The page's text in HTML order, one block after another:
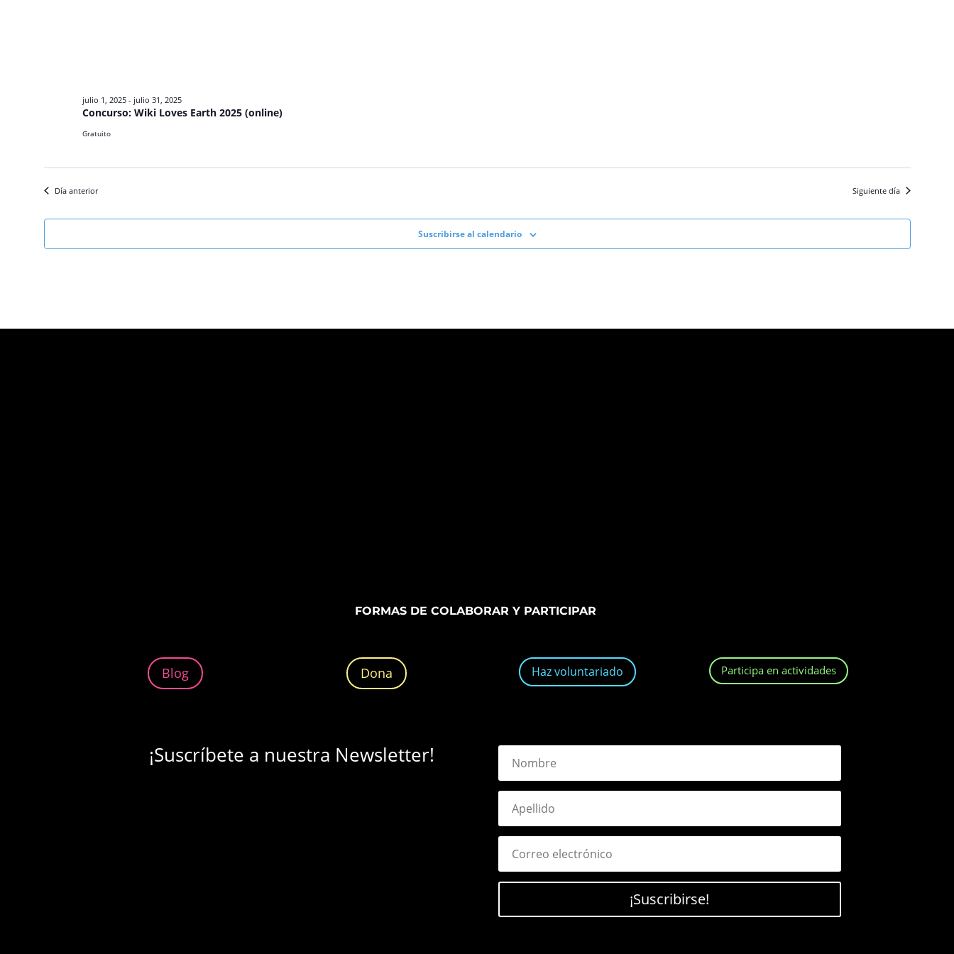
Concurso: Wiki Loves Earth 2025 (online)
julio 1, 2025- julio 31, 2025
Gratuito
Día anterior Siguiente día
Suscribirse al calendario
FORMAS DE COLABORAR Y PARTICIPAR
Blog Dona Haz voluntariado Participa en actividades
¡Suscríbete a nuestra Newsletter!
¡Suscribirse!